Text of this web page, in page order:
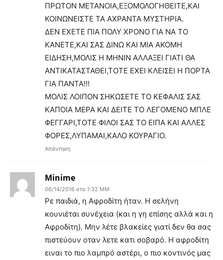
ΠΡΩΤΟΝ ΜΕΤΑΝΟΙΑ,ΕΞΟΜΟΛΟΓΗΘΕΙΤΕ,ΚΑΙ
ΚΟΙΝΩΝΕΙΣΤΕ ΤΑ ΑΧΡΑΝΤΑ ΜΥΣΤΗΡΙΑ.
ΔΕΝ ΕΧΕΤΕ ΠΙΑ ΠΟΛΥ ΧΡΟΝΟ ΓΙΑ ΝΑ ΤΟ
ΚΑΝΕΤΕ,ΚΑΙ ΣΑΣ ΔΙΝΩ ΚΑΙ ΜΙΑ ΑΚΟΜΗ
ΕΙΔΗΣΗ,ΜΟΛΙΣ Η ΜΗΝΙΝ ΑΛΛΑΞΕΙ ΓΙΑΤΙ ΘΑ
ΑΝΤΙΚΑΤΑΣΤΑΘΕΙ,ΤΟΤΕ ΕΧΕΙ ΚΛΕΙΣΕΙ Η ΠΟΡΤΑ
ΓΙΑ ΠΑΝΤΑ!!!
ΜΟΛΙΣ ΛΟΙΠΟΝ ΣΗΚΩΣΕΤΕ ΤΟ ΚΕΦΑΛΙΣ ΣΑΣ
ΚΑΠΟΙΑ ΜΕΡΑ ΚΑΙ ΔΕΙΤΕ ΤΟ ΛΕΓΟΜΕΝΟ ΜΠΛΕ
ΦΕΓΓΑΡΙ,ΤΟΤΕ ΦΙΛΟΙ ΣΑΣ ΤΟ ΕΙΠΑ ΚΑΙ ΑΛΛΕΣ
ΦΟΡΕΣ,ΛΥΠΑΜΑΙ,ΚΑΛΟ ΚΟΥΡΑΓΙΟ.
Απάντηση
Minime
06/14/2016 στο 1:32 ΜΜ
Ρε παιδιά, η Αφροδίτη ήταν. Η σελήνη
κουνιέται συνέχεια (και η γη επίσης αλλά και η
Αφροδίτη). Μην λέτε βλακείες γιατί δεν θα σας
πιστεύουν οταν λετε κατι σοβαρό. Η αφροδίτη
ειναι το πιο λαμπρό αστέρι, ο πιο κοντινός μας